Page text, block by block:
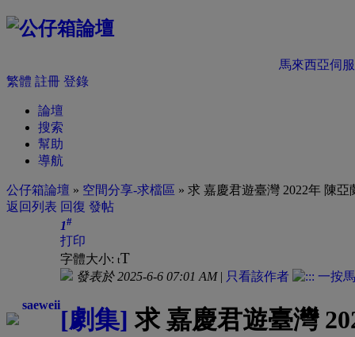
馬來西亞伺
繁體 註冊 登錄
論壇
搜索
幫助
導航
公仔箱論壇 » 空間分享-求檔區 » 求 嘉慶君遊臺灣 2022年 陳亞
返回列表 回復 發帖
saeweii
1#
打印
字體大小: tT
發表於 2025-6-6 07:01 AM| 只看該作者
[劇集] 求 嘉慶君遊臺灣